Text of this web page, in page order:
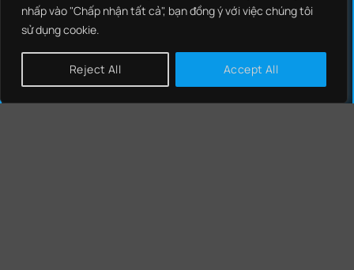
nhấp vào "Chấp nhận tất cả", bạn đồng ý với việc chúng tôi
sử dụng cookie.
Reject All Accept All
BRAND PROTECTIONS
SOCIAL MEDIA